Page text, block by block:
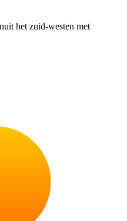
het zuid-westen met